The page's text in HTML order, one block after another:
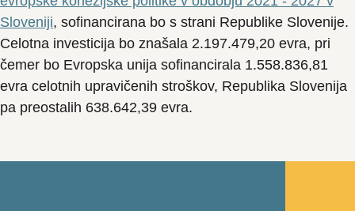
Sloveniji, sofinancirana bo s strani Republike Slovenije.
Celotna investicija bo znašala 2.197.479,20 evra, pri
čemer bo Evropska unija sofinancirala 1.558.836,81
evra celotnih upravičenih stroškov, Republika Slovenija
pa preostalih 638.642,39 evra.